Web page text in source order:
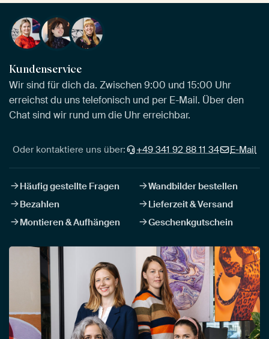
Kundenservice
Wir sind für dich da. Zwischen 9:00 und 15:00 Uhr
erreichst du uns telefonisch und per E-Mail. Über den
Chat sind wir rund um die Uhr erreichbar.
Oder kontaktiere uns über: +49 341 92 88 11 34 E-Mail
Häufig gestellte Fragen
Wandbilder bestellen
Bezahlen
Lieferzeit & Versand
Montieren & Aufhängen
Geschenkgutschein